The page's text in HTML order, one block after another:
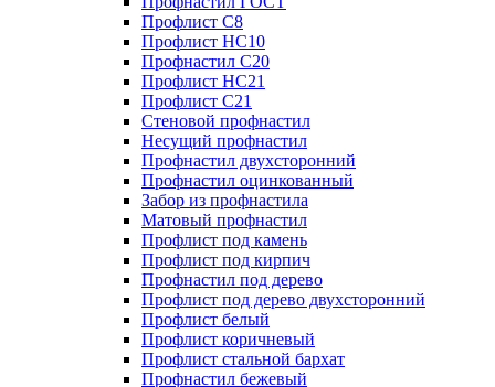
Профлист С8
Профлист НС10
Профнастил С20
Профлист НС21
Профлист С21
Стеновой профнастил
Несущий профнастил
Профнастил двухсторонний
Профнастил оцинкованный
Забор из профнастила
Матовый профнастил
Профлист под камень
Профлист под кирпич
Профнастил под дерево
Профлист под дерево двухсторонний
Профлист белый
Профлист коричневый
Профлист стальной бархат
Профнастил бежевый